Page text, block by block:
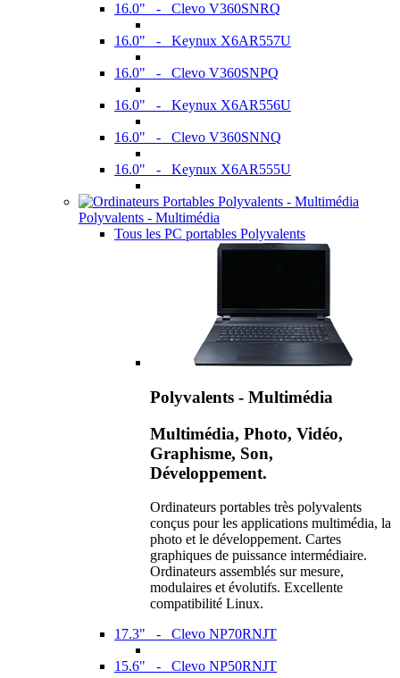
16.0" - Clevo V360SNRQ
16.0" - Keynux X6AR557U
16.0" - Clevo V360SNPQ
16.0" - Keynux X6AR556U
16.0" - Clevo V360SNNQ
16.0" - Keynux X6AR555U
Polyvalents - Multimédia
Tous les PC portables Polyvalents
Polyvalents - Multimédia
Multimédia, Photo, Vidéo,
Graphisme, Son,
Développement.
Ordinateurs portables très polyvalents
conçus pour les applications multimédia, la
photo et le développement. Cartes
graphiques de puissance intermédiaire.
Ordinateurs assemblés sur mesure,
modulaires et évolutifs. Excellente
compatibilité Linux.
17.3" - Clevo NP70RNJT
15.6" - Clevo NP50RNJT